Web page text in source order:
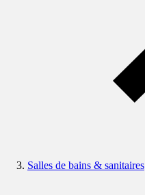
Salles de bains & sanitaires